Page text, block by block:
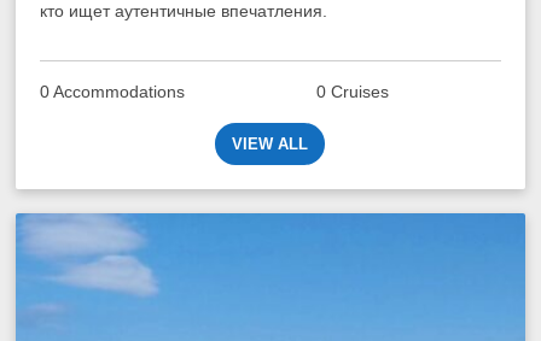
кто ищет аутентичные впечатления.
0 Accommodations 0 Cruises
VIEW ALL